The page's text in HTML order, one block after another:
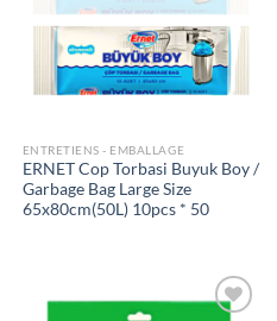
ENTRETIENS - EMBALLAGE
ERNET Cop Torbasi Buyuk Boy /
Garbage Bag Large Size
65x80cm(50L) 10pcs * 50